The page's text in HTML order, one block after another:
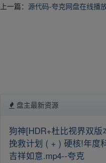
上一篇： 源代码-夸克网盘在线播
盘主最新资源
狗神[HDR+杜比视界双
挽救计划 ( + ) 硬核!年度
吉祥如意.mp4--夸克